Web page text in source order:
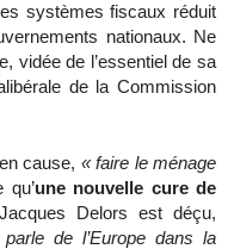
systèmes fiscaux réduit
nationaux. Ne
vidée de l’essentiel de sa
de la Commission
cause, « faire le ménage
qu’une nouvelle cure de
Delors est déçu,
de l’Europe dans la